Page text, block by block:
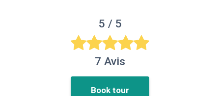
5 / 5
7 Avis
Book tour